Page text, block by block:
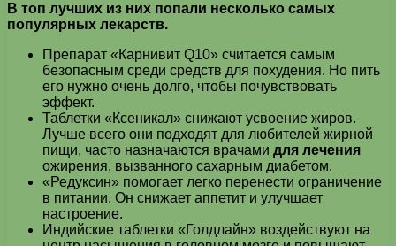
В топ лучших из них попали несколько самых
популярных лекарств.
Препарат «Карнивит Q10» считается самым
безопасным среди средств для похудения. Но пить
его нужно очень долго, чтобы почувствовать
эффект.
Таблетки «Ксеникал» снижают усвоение жиров.
Лучше всего они подходят для любителей жирной
пищи, часто назначаются врачами для лечения
ожирения, вызванного сахарным диабетом.
«Редуксин» помогает легко перенести ограничение
в питании. Он снижает аппетит и улучшает
настроение.
Индийские таблетки «Голдлайн» воздействуют на